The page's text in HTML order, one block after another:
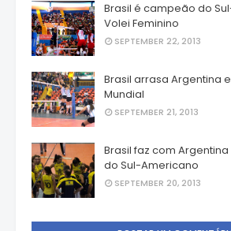
Brasil é campeão do
Volei Feminino
SEPTEMBER 22, 2013
Brasil arrasa Argentina
Mundial
SEPTEMBER 21, 2013
Brasil faz com
do Sul-Americano
SEPTEMBER 20, 2013